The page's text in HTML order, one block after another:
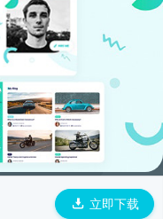
立即下载